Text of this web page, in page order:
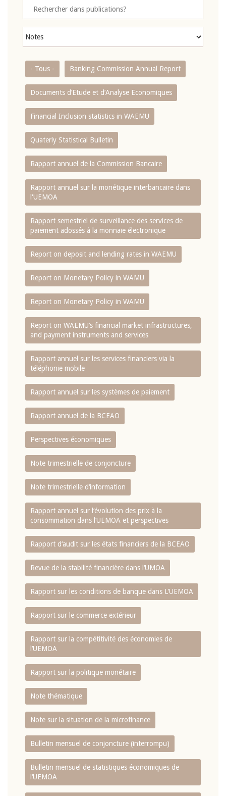
- Tous - Banking Commission Annual Report
Documents d’Etude et d’Analyse Economiques
Financial Inclusion statistics in WAEMU
Quaterly Statistical Bulletin
Rapport annuel de la Commission Bancaire
Rapport annuel sur la monétique interbancaire dans
l'UEMOA
Rapport semestriel de surveillance des services de
paiement adossés à la monnaie électronique
Report on deposit and lending rates in WAEMU
Report on Monetary Policy in WAMU
Report on Monetary Policy in WAMU
Report on WAEMU’s financial market infrastructures,
and payment instruments and services
Rapport annuel sur les services financiers via la
téléphonie mobile
Rapport annuel sur les systèmes de paiement
Rapport annuel de la BCEAO
Perspectives économiques
Note trimestrielle de conjoncture
Note trimestrielle d‘information
Rapport annuel sur l‘évolution des prix à la
consommation dans l‘UEMOA et perspectives
Rapport d‘audit sur les états financiers de la BCEAO
Revue de la stabilité financière dans l‘UMOA
Rapport sur les conditions de banque dans L‘UEMOA
Rapport sur le commerce extérieur
Rapport sur la compétitivité des économies de
l‘UEMOA
Rapport sur la politique monétaire
Note thématique
Note sur la situation de la microfinance
Bulletin mensuel de conjoncture (interrompu)
Bulletin mensuel de statistiques économiques de
l‘UEMOA